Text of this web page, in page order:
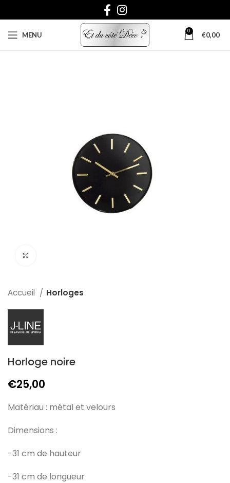
MENU 0 €0,00
Accueil Horloges
Horloge noire
€25,00
Matériau : métal et velours
Dimensions :
-31 cm de hauteur
-31 cm de longueur